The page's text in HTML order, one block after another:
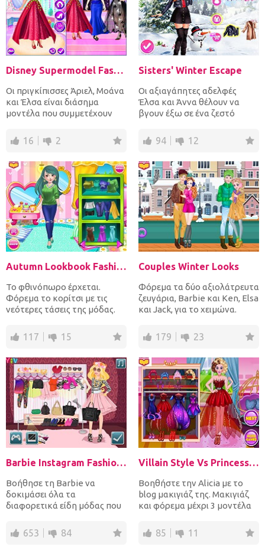
Disney Supermodel Fashion Show 1
Οι πριγκίπισσες Άριελ, Μοάνα
και Έλσα είναι διάσημα
μοντέλα που συμμετέχουν
16 2
Sisters' Winter Escape
Οι αξιαγάπητες αδελφές
Έλσα και Άννα θέλουν να
βγουν έξω σε ένα ζεστό
Επίλεξε...
94 12
Autumn Lookbook Fashion
Το φθινόπωρο έρχεται.
Φόρεμα το κορίτσι με τις
νεότερες τάσεις της μόδας.
117 15
Couples Winter Looks
Φόρεμα τα δύο αξιολάτρευτα
ζευγάρια, Barbie και Ken, Elsa
και Jack, για το χειμώνα.
179 23
Barbie Instagram Fashion Challenge
Βοήθησε τη Barbie να
δοκιμάσει όλα τα
διαφορετικά είδη μόδας που
Φορέστε την...
653 84
Villain Style Vs Princess Style
Βοηθήστε την Alicia με το
blog μακιγιάζ της. Μακιγιάζ
και φόρεμα μέχρι 3 μοντέλα
85 11